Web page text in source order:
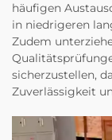
häufigen
in niedrigeren
Zudem
sicherzustellen,
Zuverlässigkeit